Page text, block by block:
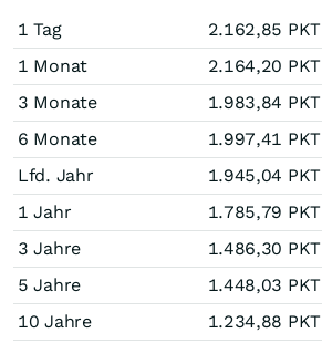
1 Tag 2.162,85 PKT
1 Monat
2.164,20 PKT
3 Monate
1.983,84 PKT
6 Monate
1.997,41 PKT
Lfd. Jahr
1.945,04 PKT
1 Jahr
1.785,79 PKT
3 Jahre
1.486,30 PKT
5 Jahre
1.448,03 PKT
10 Jahre
1.234,88 PKT